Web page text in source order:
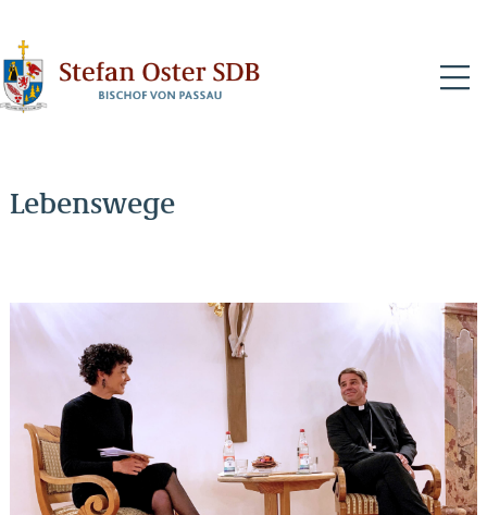
Lebenswege